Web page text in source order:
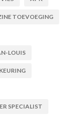
TOEVOEGING
LOUIS
KEURING
SPECIALIST